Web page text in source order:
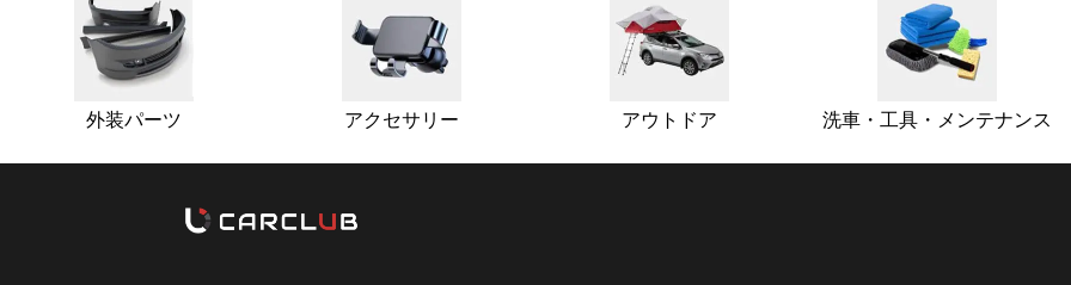
外装パーツ アクセサリー アウトドア 洗車・工具・メンテナンス